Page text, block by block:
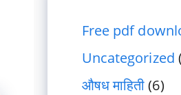
Free pdf
Uncategorized
औषध माहिती(6)